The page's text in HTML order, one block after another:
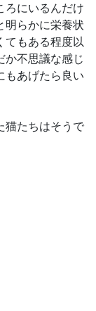
ろにいるんだけ
明らかに栄養状
てもある程度以
か不思議な感じ
もあげたら良い
猫たちはそうで